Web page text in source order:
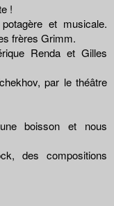
!
et musicale.
frères Grimm.
Renda et Gilles
par le théâtre
boisson et nous
des compositions